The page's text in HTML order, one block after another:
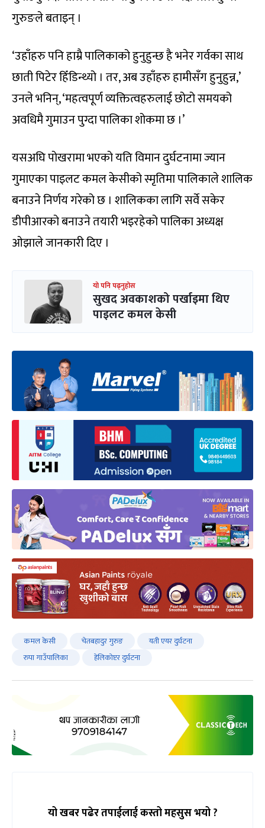
गुरुङले बताइन् ।
‘उहाँहरु पनि हाम्रै पालिकाको हुनुहुन्छ है भनेर गर्वका साथ
छाती पिटेर हिँडिन्थ्यो । तर, अब उहाँहरु हामीसँग हुनुहुन्न,’
उनले भनिन्, ‘महत्वपूर्ण व्यक्तित्वहरुलाई छोटो समयको
अवधिमै गुमाउन पुग्दा पालिका शोकमा छ ।’
यसअघि पोखरामा भएको यति विमान दुर्घटनामा ज्यान
गुमाएका पाइलट कमल केसीको स्मृतिमा पालिकाले शालिक
बनाउने निर्णय गरेको छ । शालिकका लागि सर्वे सकेर
डीपीआरको बनाउने तयारी भइरहेको पालिका अध्यक्ष
ओझाले जानकारी दिए ।
यो पनि पढ्नुहोस
सुखद अवकाशको पर्खाइमा थिए
पाइलट कमल केसी
कमल केसी चेतबहादुर गुरुङ
यती एयर दुर्घटना
रुपा गाउँपालिका
हेलिकोप्टर दुर्घटना
यो खबर पढेर तपाईलाई कस्तो महसुस भयो ?